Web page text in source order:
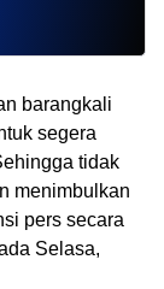
barangkali
segera
tidak
menimbulkan
pers secara
Selasa,